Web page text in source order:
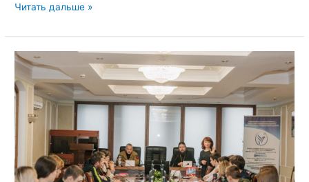
В
федеральном
университете
прошел
лекционный
курс
программы
повышения
квалификации
«Реализация
мероприятий
Читать дальше »